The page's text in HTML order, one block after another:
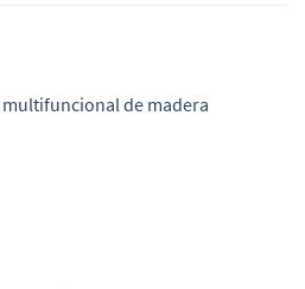
de madera